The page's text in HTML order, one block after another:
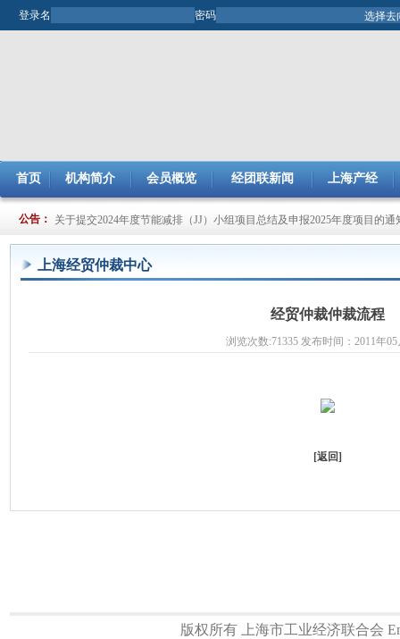
登录名 密码
首页 机构简介 会员概览 经团联新闻 上海产经
公告：
关于提交2024年度节能减排（JJ）小组项目总结及申报2025年度项目的通
上海经贸仲裁中心
经贸仲裁仲裁流程
浏览次数:71335 发布时间：2011年05
[返回]
版权所有 上海市工业经济联合会